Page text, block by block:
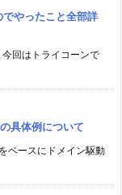
やったこと全部詳
回はトライコーンで
具体例について
ベースにドメイン駆動